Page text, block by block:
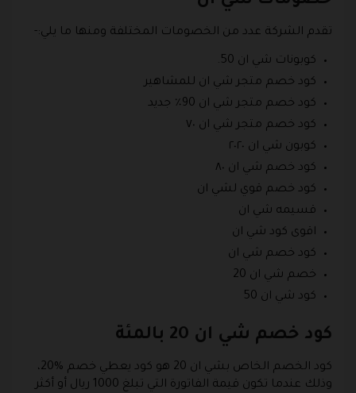
تقدم الشركة عدد من الخصومات المختلفة ومنها ما يلي:-
كوبونات شي ان 50.
كود خصم متجر شي ان للمشاهير
كود خصم متجر شي ان 90٪ جديد
كود خصم متجر شي ان ٧٠
كوبون شي ان ٢٠٢٠
كود خصم شي ان ٨٠
كود خصم قوي لشي ان
قسيمه شي ان
اقوى كود شي ان
كود خصم شي ان
خصم شي ان 20
كود شي ان 50
كود خصم شي ان 20 بالمئة
كود الخصم الخاص بشي ان 20 هو كود يعطي خصم %20،
وذلك عندما تكون قيمة الفاتورة التي تبلغ 1000 ريال أو أكثر